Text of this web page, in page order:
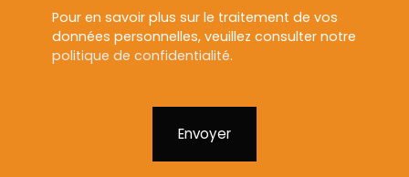
Pour en savoir plus sur le traitement de vos
données personnelles, veuillez consulter notre
politique de confidentialité.
Envoyer